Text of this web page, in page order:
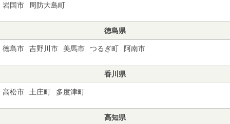
岩国市 周防大島町
徳島県
徳島市 吉野川市 美馬市 つるぎ町 阿南市
香川県
高松市 土庄町 多度津町
高知県